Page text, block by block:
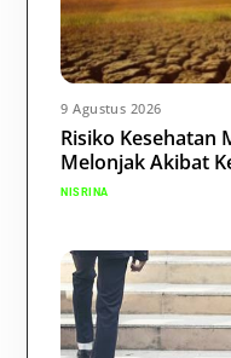
9 Agustus 2026
Risiko Kesehatan
Melonjak Akibat
NISRINA